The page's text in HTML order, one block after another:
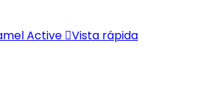
Vista rápida